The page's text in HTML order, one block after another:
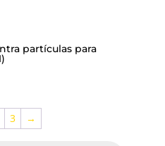
partículas para
3
→